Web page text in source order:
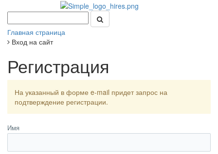
Главная страница
Вход на сайт
Регистрация
На указанный в форме e-mail придет запрос на
подтверждение регистрации.
Имя